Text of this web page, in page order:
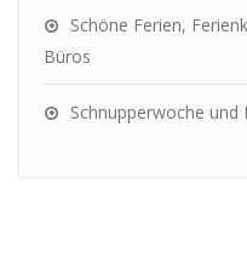
Schöne Ferien,
Büros
Schnupperwoche und